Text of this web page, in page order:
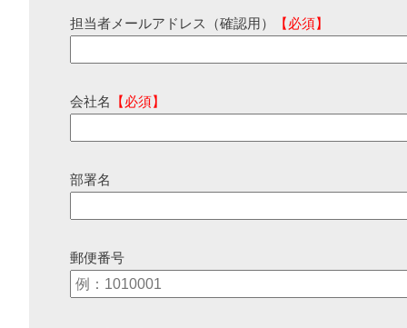
担当者メールアドレス（確認用） 【必須】
会社名 【必須】
部署名
郵便番号